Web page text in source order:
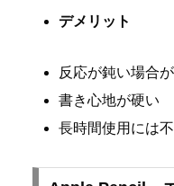
デメリット
反応が鈍い場合
書き心地が硬い
長時間使用には